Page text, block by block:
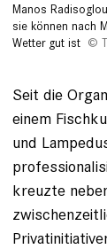
Manos
sie können nach
Wetter gut ist
Seit die
einem
und
kreuzte